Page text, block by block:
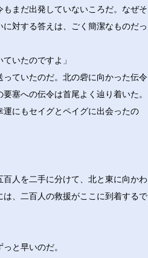
まだ出発していないころだ。なぜそ
対する答えは、ごく簡潔なものだっ
いたのですよ」
ていたのだ。北の砦に向かった伝令
塞への伝令は首尾よく辿り着いた。
にもセイグとペイグに出会ったの
人を二手に分けて、北と東に向かわ
、二百人の救援がここに到着するで
と早いのだ。